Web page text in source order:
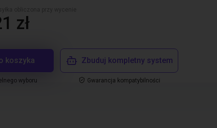
zł
koszyka
wyboru
Zbuduj kompletny system
Gwarancja kompatybilności